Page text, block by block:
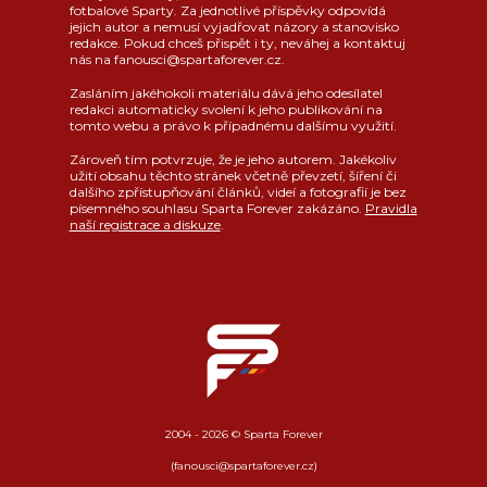
fotbalové Sparty. Za jednotlivé příspěvky odpovídá
jejich autor a nemusí vyjadřovat názory a stanovisko
redakce. Pokud chceš přispět i ty, neváhej a kontaktuj
nás na fanousci@spartaforever.cz.
Zasláním jakéhokoli materiálu dává jeho odesílatel
redakci automaticky svolení k jeho publikování na
tomto webu a právo k případnému dalšímu využití.
Zároveň tím potvrzuje, že je jeho autorem. Jakékoliv
užití obsahu těchto stránek včetně převzetí, šíření či
dalšího zpřístupňování článků, videí a fotografií je bez
písemného souhlasu Sparta Forever zakázáno. Pravidla
naší registrace a diskuze.
2004 - 2026 © Sparta Forever
(fanousci@spartaforever.cz)